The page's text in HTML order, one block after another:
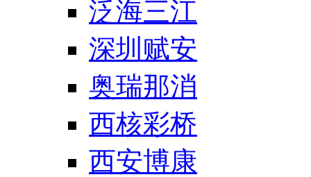
泛海三江
深圳赋安
奥瑞那消
西核彩桥
西安博康